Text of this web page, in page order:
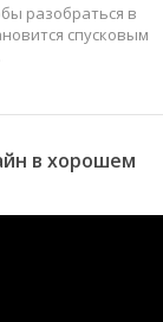
разобраться в
спусковым
в хорошем